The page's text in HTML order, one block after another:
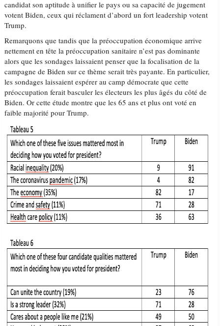
candidat son aptitude à unifier le pays ou sa capacité de jugement
votent Biden, ceux qui réclament d’abord un fort leadership votent
Trump.
Remarquons que tandis que la préoccupation économique arrive
nettement en tête la préoccupation sanitaire n’est pas dominante
alors que les sondages laissaient penser que la focalisation de la
campagne de Biden sur ce thème serait très payante. En particulier,
les sondages laissaient espérer au camp démocrate que cette
préoccupation ferait basculer les électeurs les plus âgés du côté de
Biden. Or cette étude montre que les 65 ans et plus ont voté en
faible majorité pour Trump.